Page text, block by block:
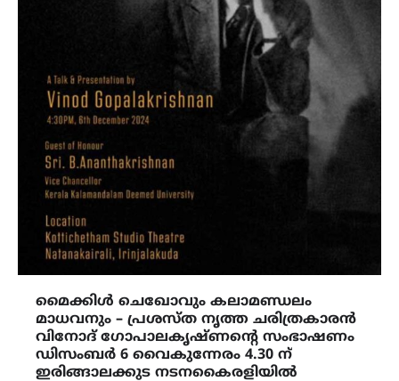
മൈക്കിൾ ചെഖോവും കലാമണ്ഡലം
മാധവനും – പ്രശസ്ത നൃത്ത ചരിത്രകാരൻ
വിനോദ് ഗോപാലകൃഷ്ണന്റെ സംഭാഷണം
ഡിസംബർ 6 വൈകുന്നേരം 4.30 ന്
ഇരിങ്ങാലക്കുട നടനകൈരളിയിൽ